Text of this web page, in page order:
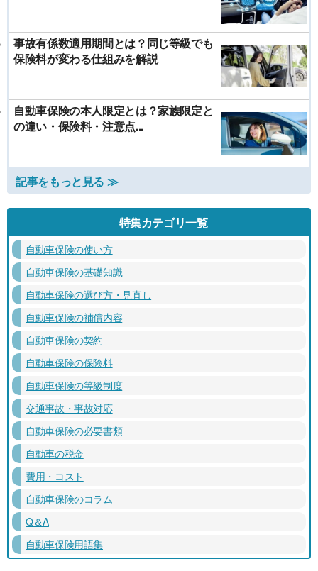
事故有係数適用期間とは？同じ等級でも
保険料が変わる仕組みを解説
自動車保険の本人限定とは？家族限定と
の違い・保険料・注意点...
記事をもっと見る ≫
特集カテゴリ一覧
自動車保険の使い方
自動車保険の基礎知識
自動車保険の選び方・見直し
自動車保険の補償内容
自動車保険の契約
自動車保険の保険料
自動車保険の等級制度
交通事故・事故対応
自動車保険の必要書類
自動車の税金
費用・コスト
自動車保険のコラム
Q＆A
自動車保険用語集